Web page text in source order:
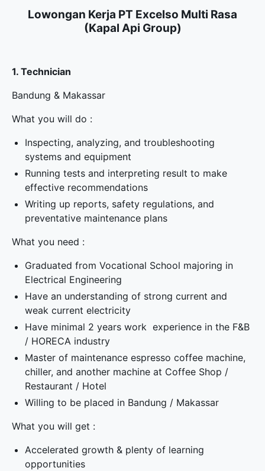
Lowongan Kerja PT Excelso Multi Rasa
(Kapal Api Group)
1. Technician
Bandung & Makassar
What you will do :
Inspecting, analyzing, and troubleshooting
systems and equipment
Running tests and interpreting result to make
effective recommendations
Writing up reports, safety regulations, and
preventative maintenance plans
What you need :
Graduated from Vocational School majoring in
Electrical Engineering
Have an understanding of strong current and
weak current electricity
Have minimal 2 years work experience in the F&B
/ HORECA industry
Master of maintenance espresso coffee machine,
chiller, and another machine at Coffee Shop /
Restaurant / Hotel
Willing to be placed in Bandung / Makassar
What you will get :
Accelerated growth & plenty of learning
opportunities